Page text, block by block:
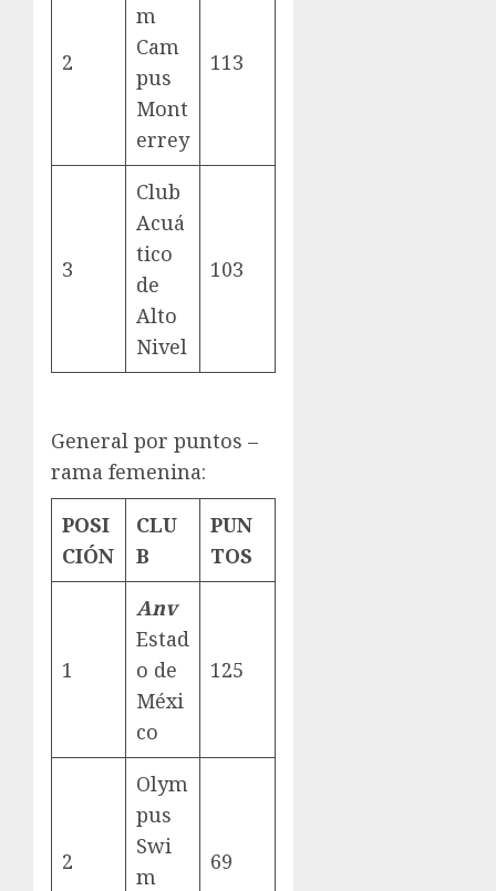
2
m
Cam
pus
Mont
errey
113
3
Club
Acuá
tico
de
Alto
Nivel
103
General por puntos –
rama femenina:
POSI
CIÓN
CLU
B
PUN
TOS
1
Anv
Estad
o de
Méxi
co
125
2
Olym
pus
Swi
m
69